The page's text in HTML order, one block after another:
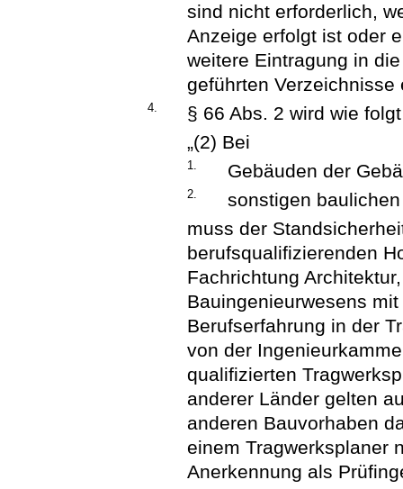
sind nicht erforderlich,
Anzeige erfolgt ist oder
weitere Eintragung in
geführten Verzeichnisse
4.
§ 66 Abs. 2 wird wie
„(2) Bei
1. Gebäuden der
2.
sonstigen
muss der
berufsqualifizierenden
Fachrichtung
Bauingenieurwesens
Berufserfahrung in der
von der
qualifizierten
anderer Länder gelten
anderen Bauvorhaben
einem Tragwerksplaner
Anerkennung als